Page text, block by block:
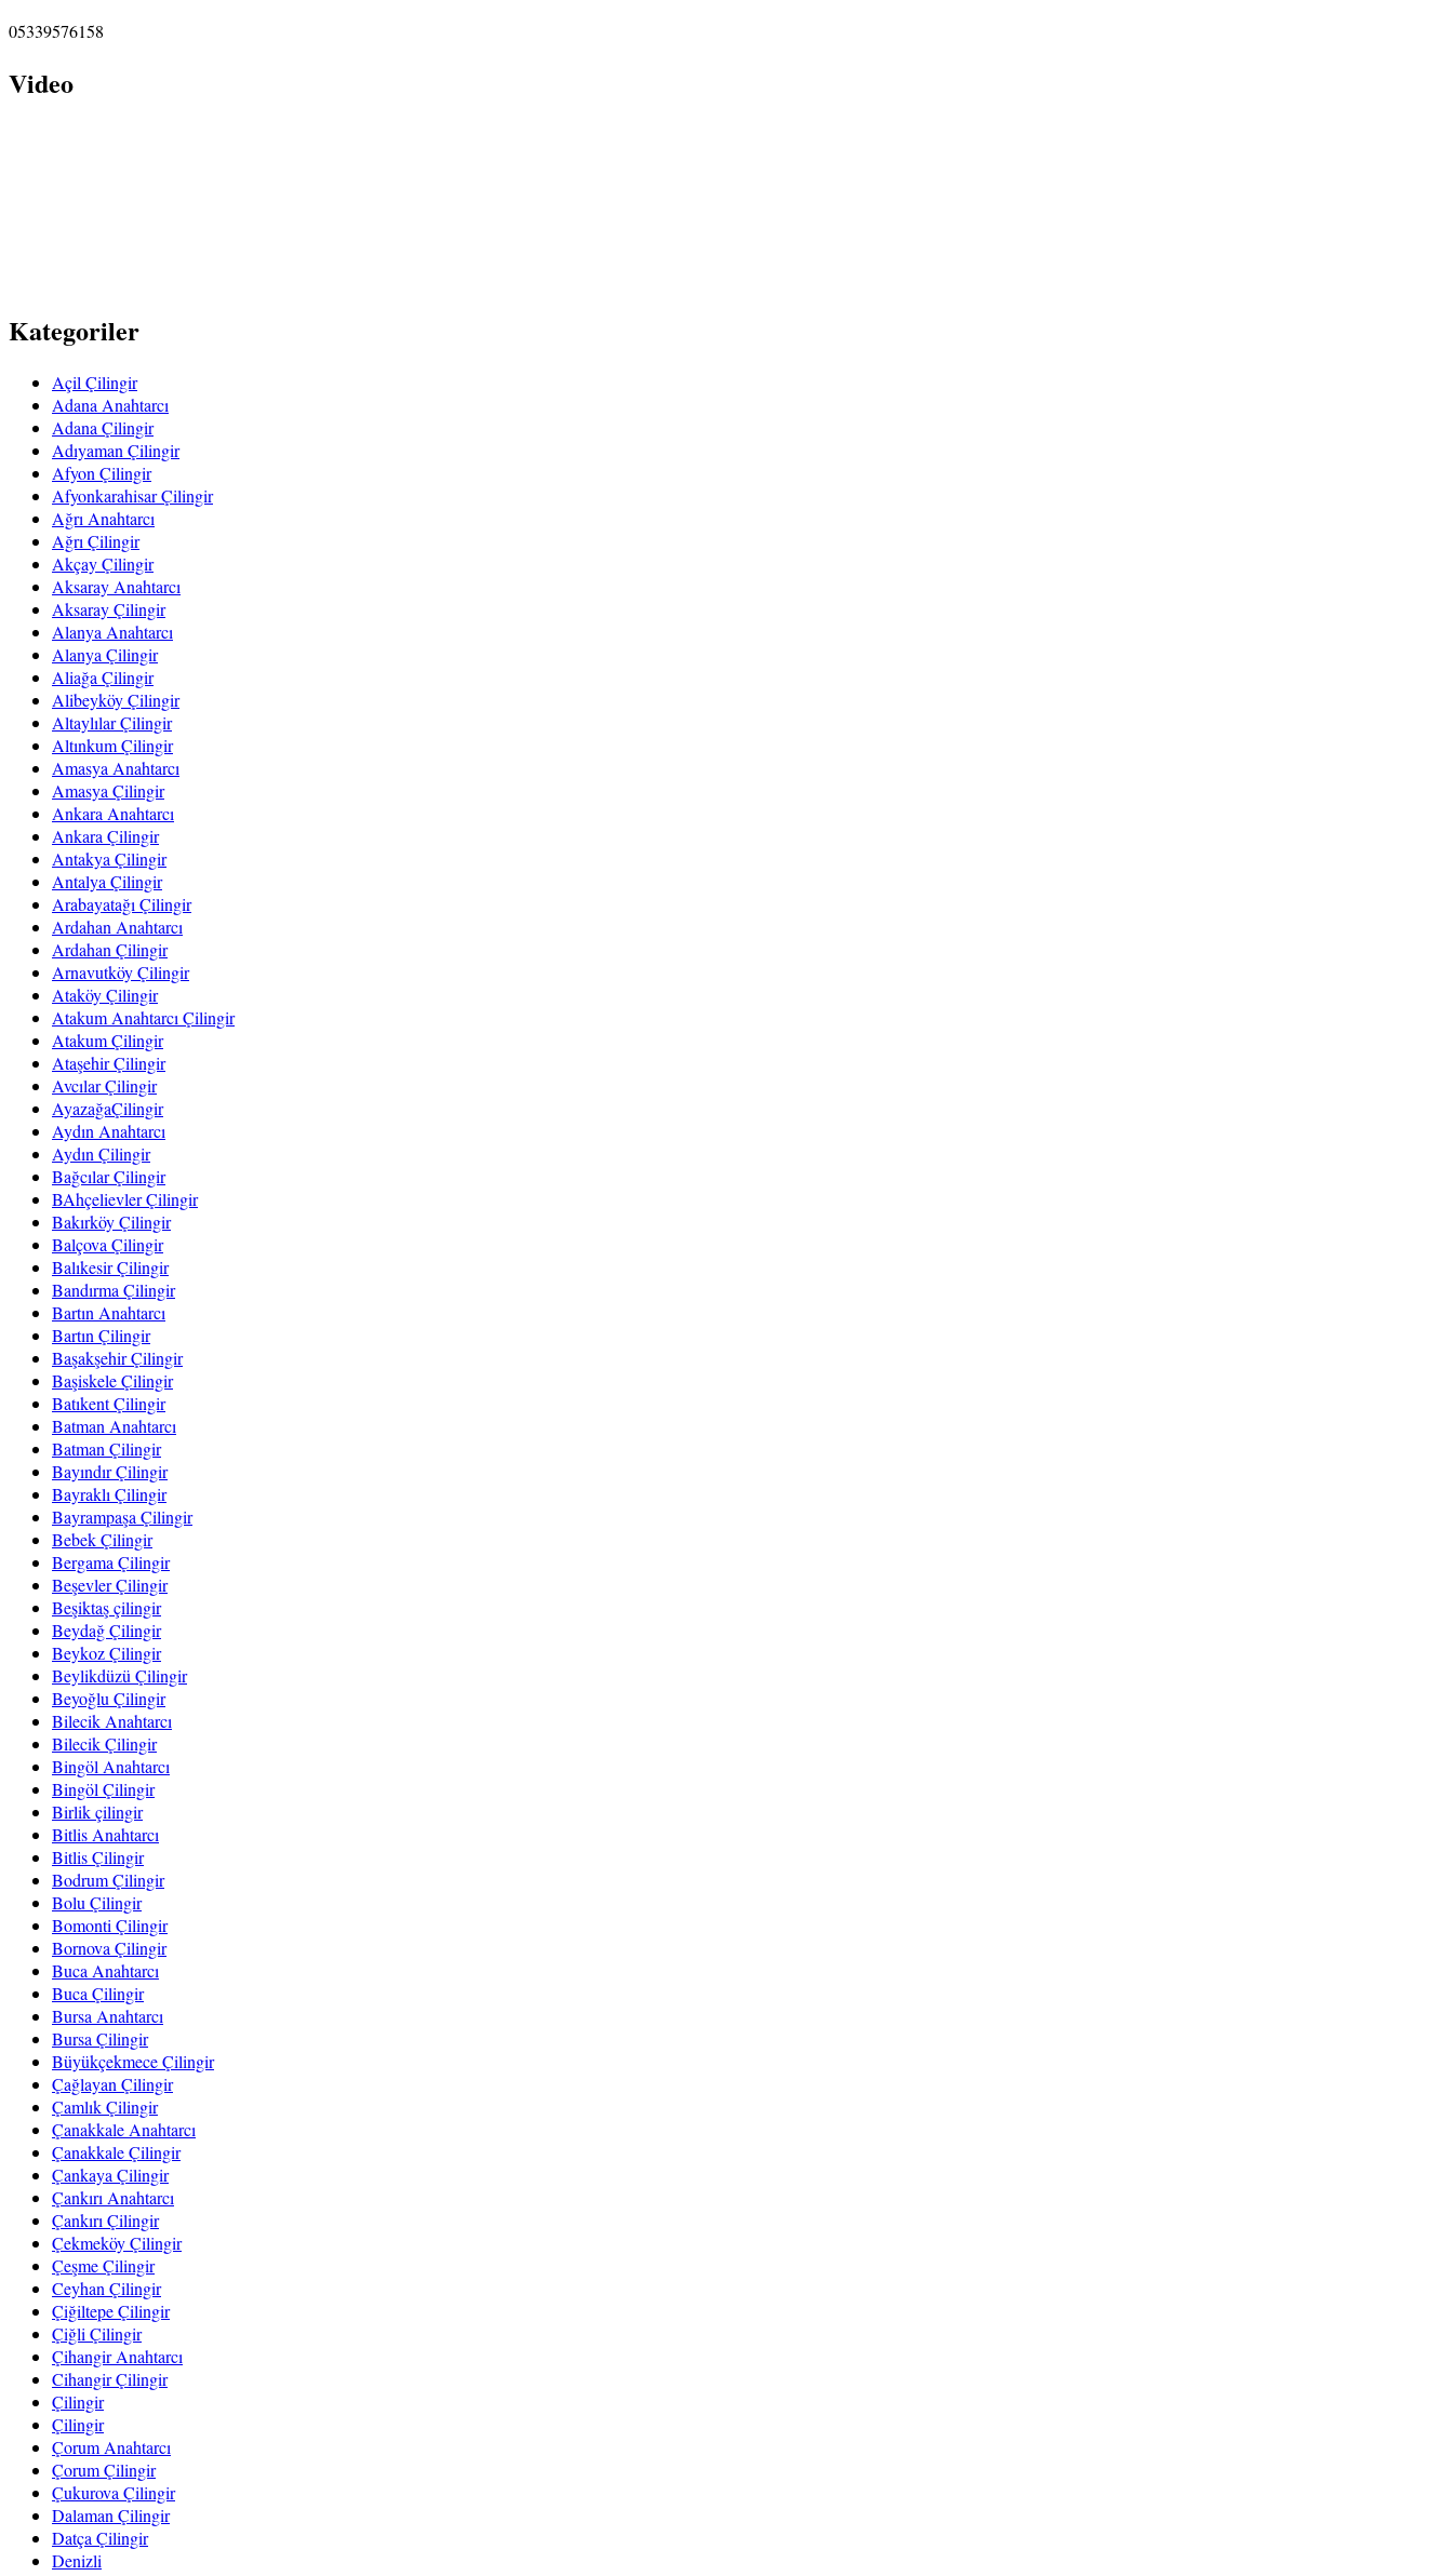
05339576158
Video
Kategoriler
Açil Çilingir
Adana Anahtarcı
Adana Çilingir
Adıyaman Çilingir
Afyon Çilingir
Afyonkarahisar Çilingir
Ağrı Anahtarcı
Ağrı Çilingir
Akçay Çilingir
Aksaray Anahtarcı
Aksaray Çilingir
Alanya Anahtarcı
Alanya Çilingir
Aliağa Çilingir
Alibeyköy Çilingir
Altaylılar Çilingir
Altınkum Çilingir
Amasya Anahtarcı
Amasya Çilingir
Ankara Anahtarcı
Ankara Çilingir
Antakya Çilingir
Antalya Çilingir
Arabayatağı Çilingir
Ardahan Anahtarcı
Ardahan Çilingir
Arnavutköy Çilingir
Ataköy Çilingir
Atakum Anahtarcı Çilingir
Atakum Çilingir
Ataşehir Çilingir
Avcılar Çilingir
AyazağaÇilingir
Aydın Anahtarcı
Aydın Çilingir
Bağcılar Çilingir
BAhçelievler Çilingir
Bakırköy Çilingir
Balçova Çilingir
Balıkesir Çilingir
Bandırma Çilingir
Bartın Anahtarcı
Bartın Çilingir
Başakşehir Çilingir
Başiskele Çilingir
Batıkent Çilingir
Batman Anahtarcı
Batman Çilingir
Bayındır Çilingir
Bayraklı Çilingir
Bayrampaşa Çilingir
Bebek Çilingir
Bergama Çilingir
Beşevler Çilingir
Beşiktaş çilingir
Beydağ Çilingir
Beykoz Çilingir
Beylikdüzü Çilingir
Beyoğlu Çilingir
Bilecik Anahtarcı
Bilecik Çilingir
Bingöl Anahtarcı
Bingöl Çilingir
Birlik çilingir
Bitlis Anahtarcı
Bitlis Çilingir
Bodrum Çilingir
Bolu Çilingir
Bomonti Çilingir
Bornova Çilingir
Buca Anahtarcı
Buca Çilingir
Bursa Anahtarcı
Bursa Çilingir
Büyükçekmece Çilingir
Çağlayan Çilingir
Çamlık Çilingir
Çanakkale Anahtarcı
Çanakkale Çilingir
Çankaya Çilingir
Çankırı Anahtarcı
Çankırı Çilingir
Çekmeköy Çilingir
Çeşme Çilingir
Ceyhan Çilingir
Çiğiltepe Çilingir
Çiğli Çilingir
Çihangir Anahtarcı
Cihangir Çilingir
Çilingir
Çilingir
Çorum Anahtarcı
Çorum Çilingir
Çukurova Çilingir
Dalaman Çilingir
Datça Çilingir
Denizli